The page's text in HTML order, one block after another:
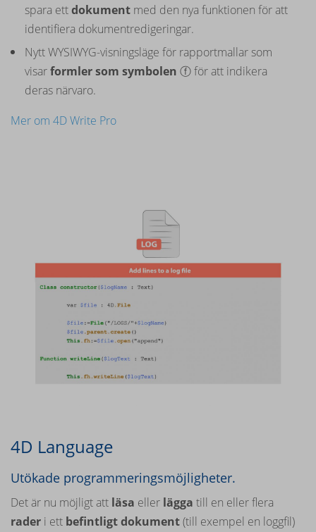
spara ettdokument med den nya funktionen för att
identifiera dokumentredigeringar.
Nytt WYSIWYG-visningsläge för rapportmallar som
visarformler som symbolen ⓕ för att indikera
deras närvaro.
Mer om 4D Write Pro
4D Language
Utökade programmeringsmöjligheter.
Det är nu möjligt att läsa eller lägga till en eller flera
rader i ett befintligt dokument(till exempel en loggfil)